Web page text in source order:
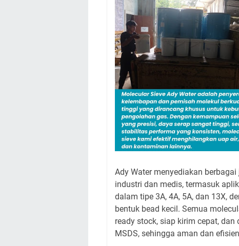
Ady Water menyediakan
industri dan medis, termasuk
dalam tipe 3A, 4A, 5A, dan 13X,
bentuk bead kecil. Semua
ready stock, siap kirim cepat,
MSDS, sehingga aman dan